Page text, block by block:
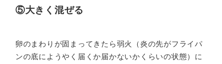
⑤大きく混ぜる
卵のまわりが固まってきたら弱火（炎の先がフライパ
ンの底にようやく届くか届かないかくらいの状態）に